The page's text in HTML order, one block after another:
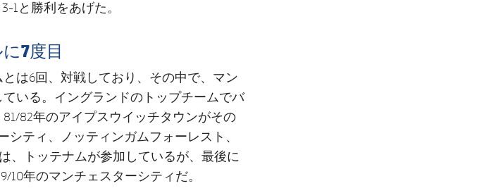
1と勝利をあげた。
7度目
は6回、対戦しており、その中で、マン
いる。イングランドのトップチームでバ
82年のアイプスウイッチタウンがその
ティ、ノッティンガムフォーレスト、
、トッテナムが参加しているが、最後に
10年のマンチェスターシティだ。